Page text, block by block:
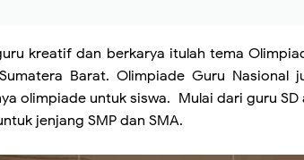
kreatif dan berkarya itulah tema
Barat. Olimpiade Guru Nasional
olimpiade untuk siswa. Mulai dari guru
jenjang SMP dan SMA.